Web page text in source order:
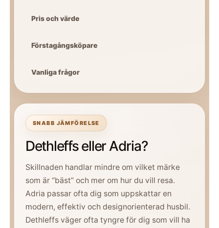
Pris och värde
Förstagångsköpare
Vanliga frågor
SNABB JÄMFÖRELSE
Dethleffs eller Adria?
Skillnaden handlar mindre om vilket märke
som är “bäst” och mer om hur du vill resa.
Adria passar ofta dig som uppskattar en
modern, effektiv och designorienterad husbil.
Dethleffs väger ofta tyngre för dig som vill ha